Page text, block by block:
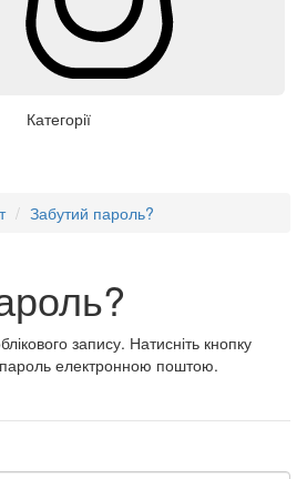
Категорії
Забутий пароль?
запису. Натисніть кнопку
електронною поштою.